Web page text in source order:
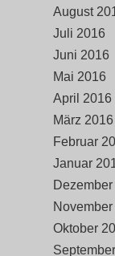
August
Juli 2016
Juni 2016
Mai 2016
April 2016
März 2016
Februar
Januar
Oktober